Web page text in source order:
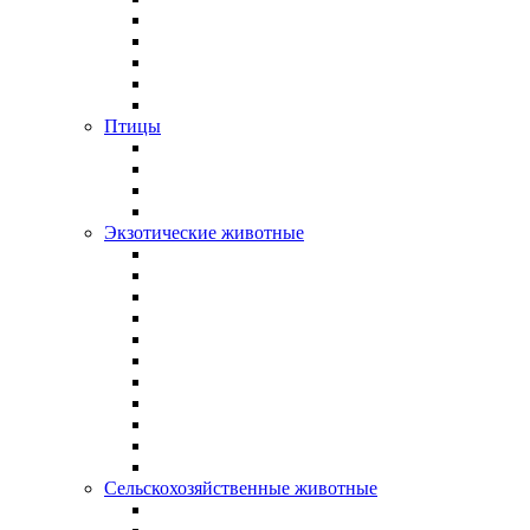
Птицы
Экзотические животные
Сельскохозяйственные животные